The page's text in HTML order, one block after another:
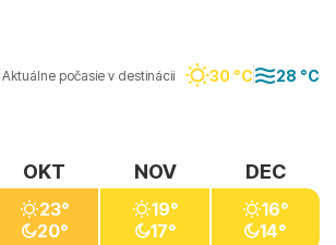
Aktuálne počasie v destinácii 30 °C 28 °C
OKT
23°
20°
NOV
19°
17°
DEC
16°
14°